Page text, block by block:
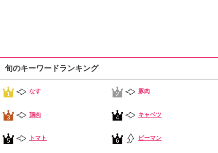
旬のキーワードランキング
1 なす 2 豚肉
3 鶏肉 4 キャベツ
5 トマト 6 ピーマン